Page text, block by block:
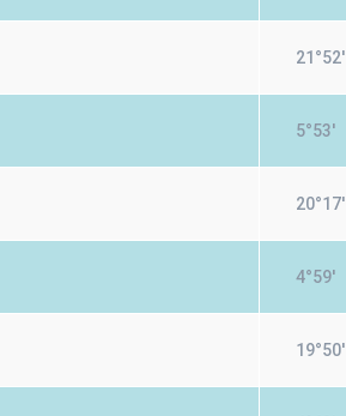
21°52'
5°53'
20°17'
4°59'
19°50'